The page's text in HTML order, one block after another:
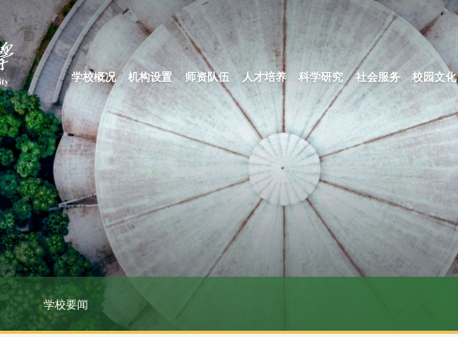
学校概况 机构设置 师资队伍 人才培养 科学研究 社会服务 校园文化
学校要闻